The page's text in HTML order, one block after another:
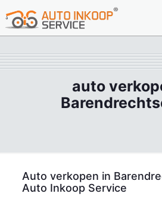
auto
Auto verkopen in
Auto Inkoop Service